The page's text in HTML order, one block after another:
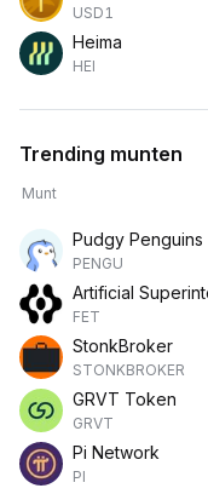
USD1
Heima
HEI
Trending munten
Munt
Pudgy Penguins
PENGU
Artificial
FET
StonkBroker
STONKBROKER
GRVT Token
GRVT
Pi Network
PI